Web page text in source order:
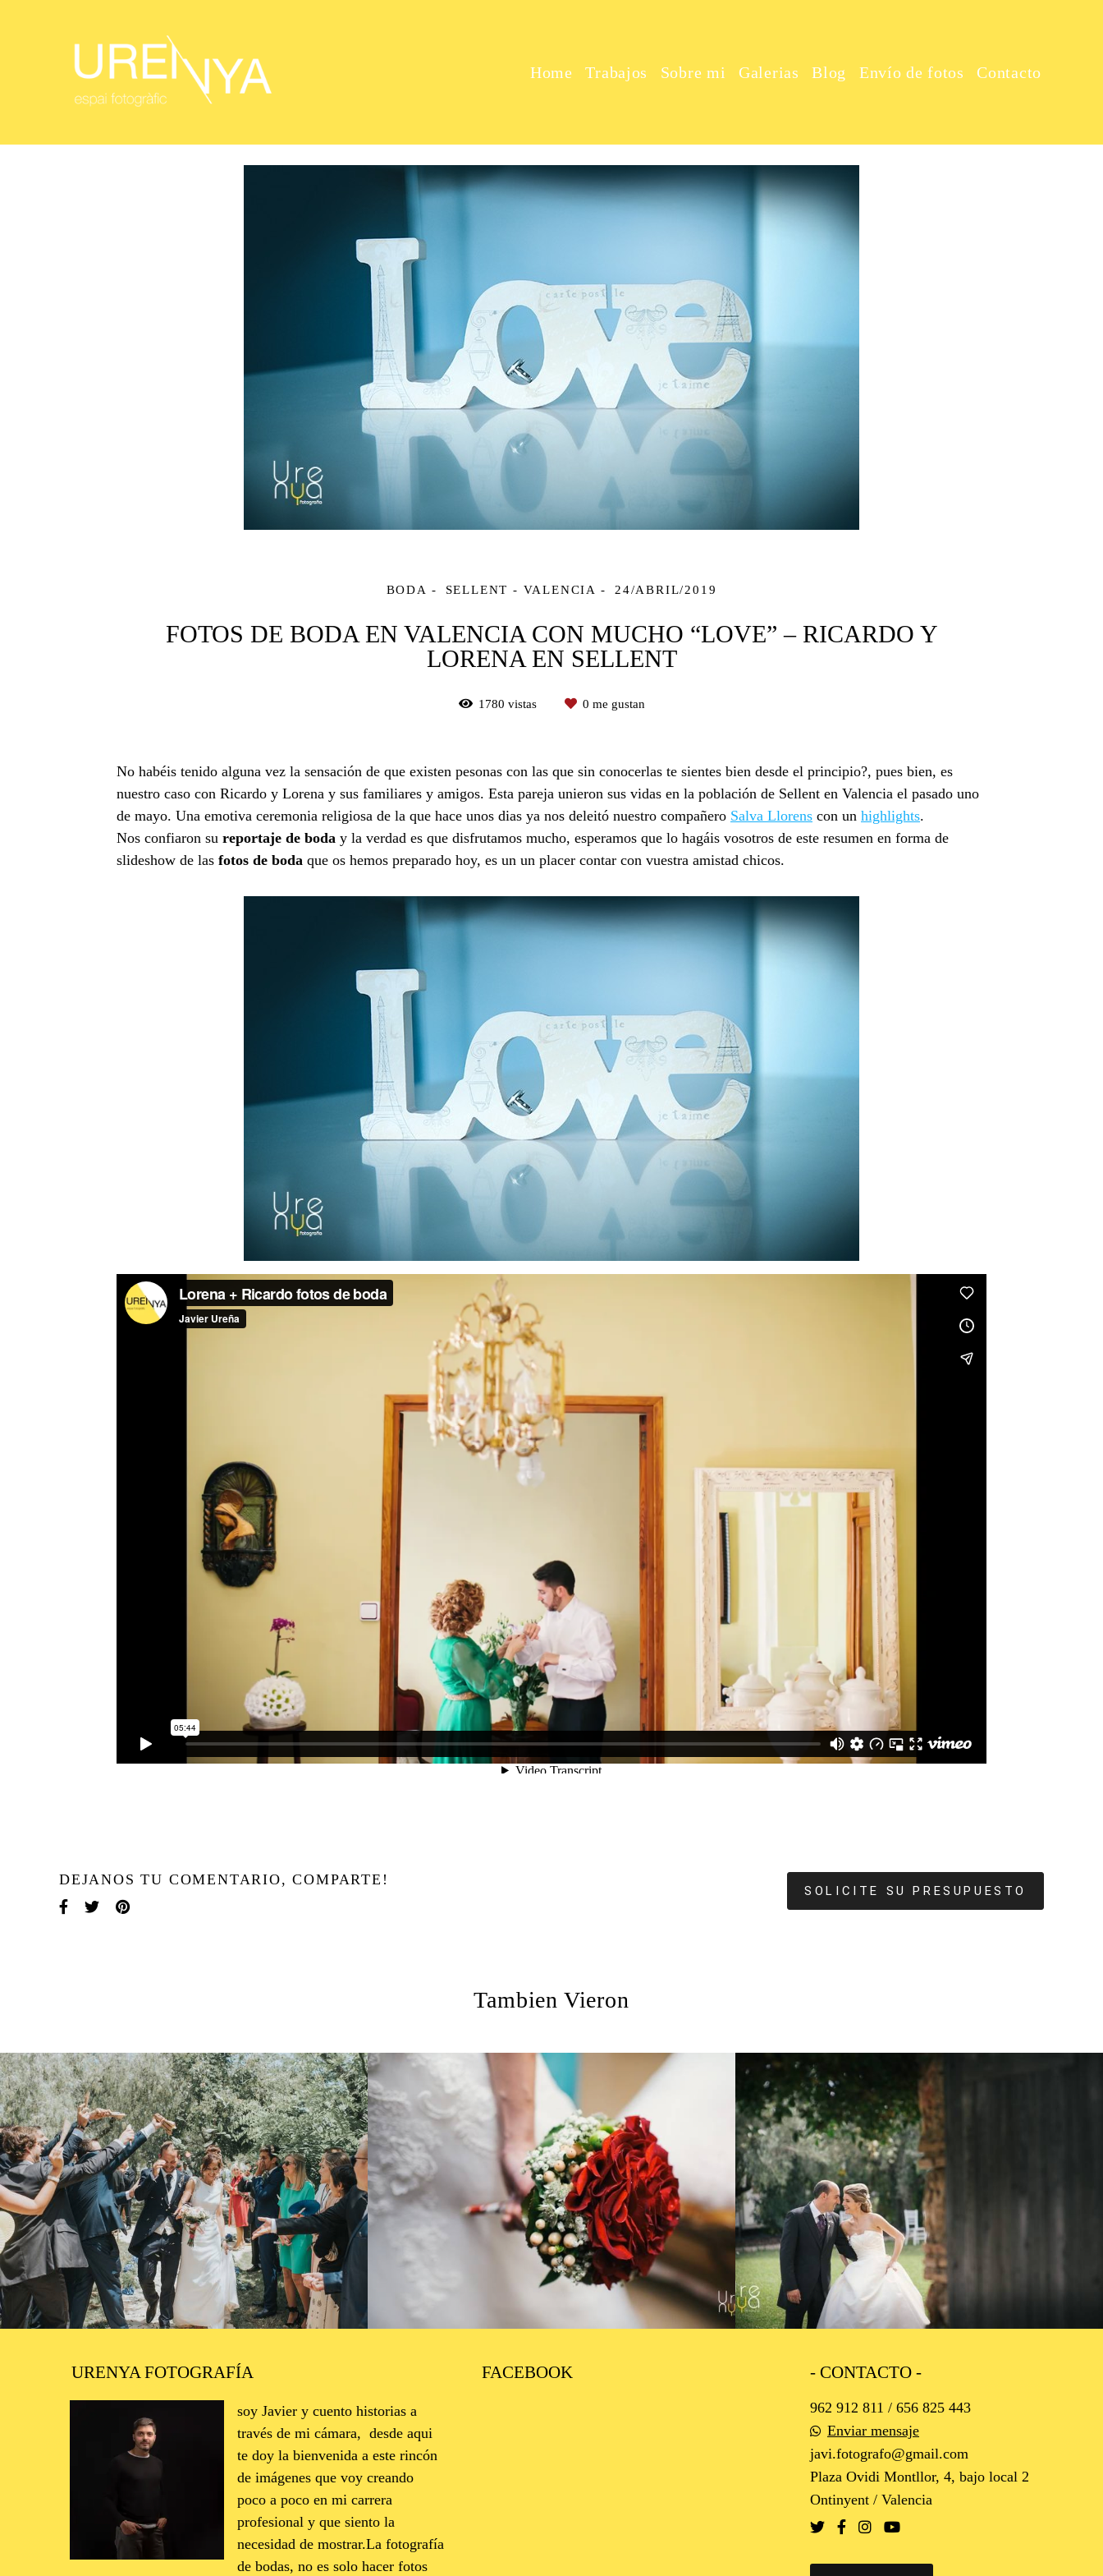
Home Trabajos Sobre mi Galerias Blog Envío de fotos Contacto
BODA SELLENT - VALENCIA 24/ABRIL/2019
FOTOS DE BODA EN VALENCIA CON MUCHO “LOVE” – RICARDO Y
LORENA EN SELLENT
1780 vistas 0 me gustan
No habéis tenido alguna vez la sensación de que existen pesonas con las que sin conocerlas te sientes bien desde el principio?, pues bien, es
nuestro caso con Ricardo y Lorena y sus familiares y amigos. Esta pareja unieron sus vidas en la población de Sellent en Valencia el pasado uno
de mayo. Una emotiva ceremonia religiosa de la que hace unos dias ya nos deleitó nuestro compañero Salva Llorens con un highlights.
Nos confiaron su reportaje de boda y la verdad es que disfrutamos mucho, esperamos que lo hagáis vosotros de este resumen en forma de
slideshow de las fotos de boda que os hemos preparado hoy, es un un placer contar con vuestra amistad chicos.
DEJANOS TU COMENTARIO, COMPARTE!
SOLICITE SU PRESUPUESTO
Tambien Vieron
2134 18 1854 0 1661
URENYA FOTOGRAFÍA
soy Javier y cuento historias a
través de mi cámara, desde aqui
te doy la bienvenida a este rincón
de imágenes que voy creando
poco a poco en mi carrera
profesional y que siento la
necesidad de mostrar.La fotografía
de bodas, no es solo hacer fotos
FACEBOOK - CONTACTO -
962 912 811 / 656 825 443
Enviar mensaje
javi.fotografo@gmail.com
Plaza Ovidi Montllor, 4, bajo local 2
Ontinyent / Valencia